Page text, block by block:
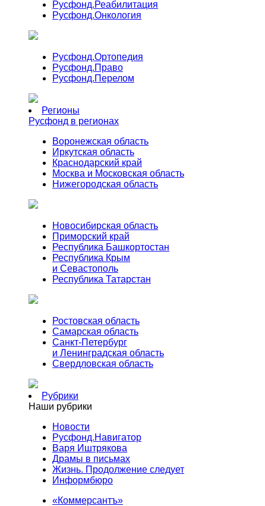
Русфонд.Реабилитация
Русфонд.Онкология
Русфонд.Ортопедия
Русфонд.Право
Русфонд.Перелом
Регионы
Русфонд в регионах
Воронежская область
Иркутская область
Краснодарский край
Москва и Московская область
Нижегородская область
Новосибирская область
Приморский край
Республика Башкортостан
Республика Крым
и Севастополь
Республика Татарстан
Ростовская область
Самарская область
Санкт-Петербург
и Ленинградская область
Свердловская область
Рубрики
Наши рубрики
Новости
Русфонд.Навигатор
Варя Иштрякова
Драмы в письмах
Жизнь. Продолжение следует
Информбюро
«Коммерсантъ»